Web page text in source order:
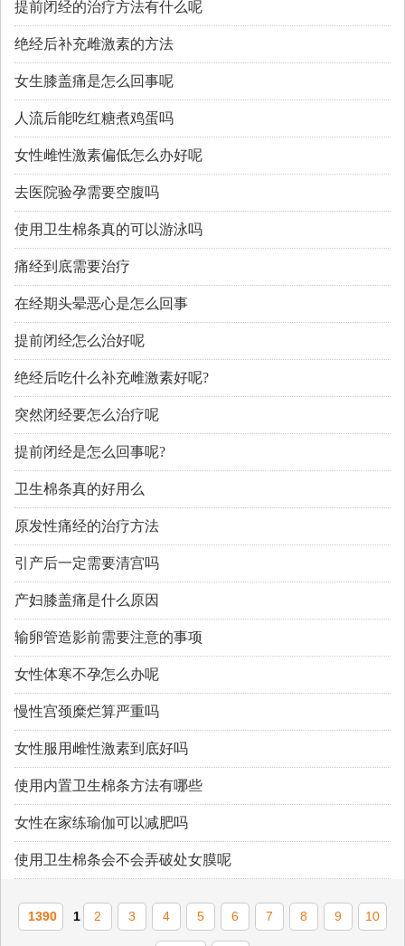
提前闭经的治疗方法有什么呢
绝经后补充雌激素的方法
女生膝盖痛是怎么回事呢
人流后能吃红糖煮鸡蛋吗
女性雌性激素偏低怎么办好呢
​去医院验孕需要空腹吗
使用卫生棉条真的可以游泳吗
痛经到底需要治疗
​在经期头晕恶心是怎么回事
提前闭经怎么治好呢
绝经后吃什么补充雌激素好呢?
突然闭经要怎么治疗呢
提前闭经是怎么回事呢?
卫生棉条真的好用么
原发性痛经的治疗方法
​引产后一定需要清宫吗
产妇膝盖痛是什么原因
输卵管造影前需要注意的事项
女性体寒不孕怎么办呢
慢性宫颈糜烂算严重吗
女性服用雌性激素到底好吗
使用内置卫生棉条方法有哪些
女性在家练瑜伽可以减肥吗
使用卫生棉条会不会弄破处女膜呢
1390 1 2 3 4 5 6 7 8 9 10